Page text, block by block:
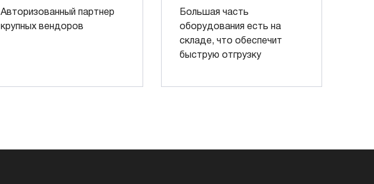
Авторизованный партнер
крупных вендоров
Большая часть
оборудования есть на
складе, что обеспечит
быструю отгрузку